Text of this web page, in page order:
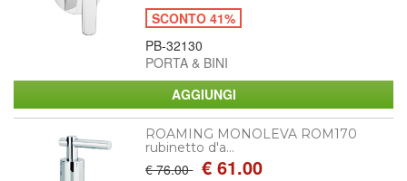
SCONTO 41%
PB-32130
PORTA & BINI
ROAMING MONOLEVA ROM170
rubinetto d'a...
€ 76.00 € 61.00